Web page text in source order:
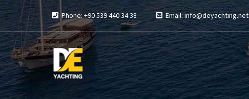
Phone: +90 539 440 34 38 Email: info@deyachting.net